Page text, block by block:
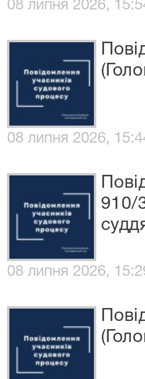
08 липня 2026,
08 липня 2026,
910/
08 липня 2026,